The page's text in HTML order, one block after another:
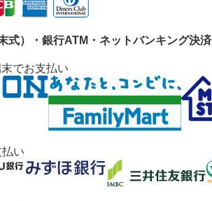
式）・銀行ATM・ネットバンキング決済
でお支払い
い